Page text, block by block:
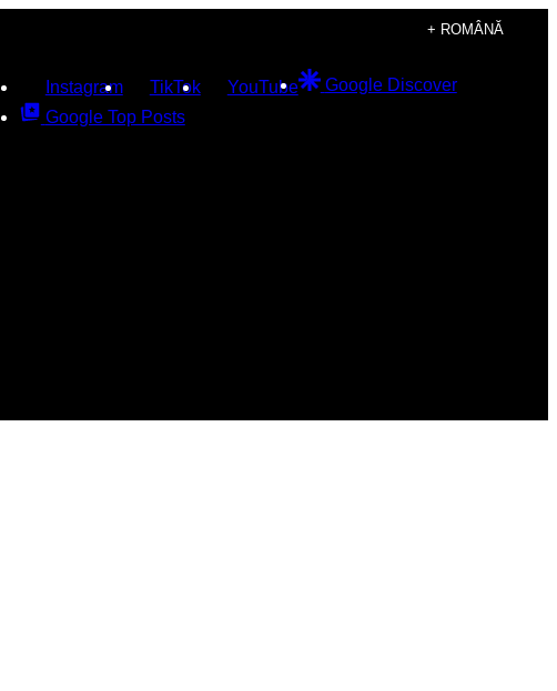
+ ROMÂNĂ
Instagram TikTok YouTube
Google Discover
Google Top Posts